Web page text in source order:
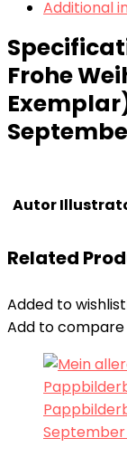
Additional
Frohe
Autor
Related
Added to wishlist
Add to compare